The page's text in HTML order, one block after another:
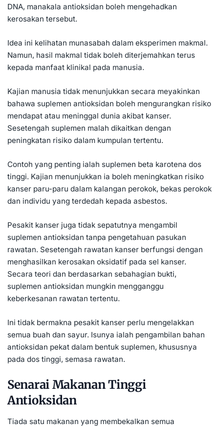
DNA, manakala antioksidan boleh mengehadkan
kerosakan tersebut.
Idea ini kelihatan munasabah dalam eksperimen makmal.
Namun, hasil makmal tidak boleh diterjemahkan terus
kepada manfaat klinikal pada manusia.
Kajian manusia tidak menunjukkan secara meyakinkan
bahawa suplemen antioksidan boleh mengurangkan risiko
mendapat atau meninggal dunia akibat kanser.
Sesetengah suplemen malah dikaitkan dengan
peningkatan risiko dalam kumpulan tertentu.
Contoh yang penting ialah suplemen beta karotena dos
tinggi. Kajian menunjukkan ia boleh meningkatkan risiko
kanser paru-paru dalam kalangan perokok, bekas perokok
dan individu yang terdedah kepada asbestos.
Pesakit kanser juga tidak sepatutnya mengambil
suplemen antioksidan tanpa pengetahuan pasukan
rawatan. Sesetengah rawatan kanser berfungsi dengan
menghasilkan kerosakan oksidatif pada sel kanser.
Secara teori dan berdasarkan sebahagian bukti,
suplemen antioksidan mungkin mengganggu
keberkesanan rawatan tertentu.
Ini tidak bermakna pesakit kanser perlu mengelakkan
semua buah dan sayur. Isunya ialah pengambilan bahan
antioksidan pekat dalam bentuk suplemen, khususnya
pada dos tinggi, semasa rawatan.
Senarai Makanan Tinggi
Antioksidan
Tiada satu makanan yang membekalkan semua